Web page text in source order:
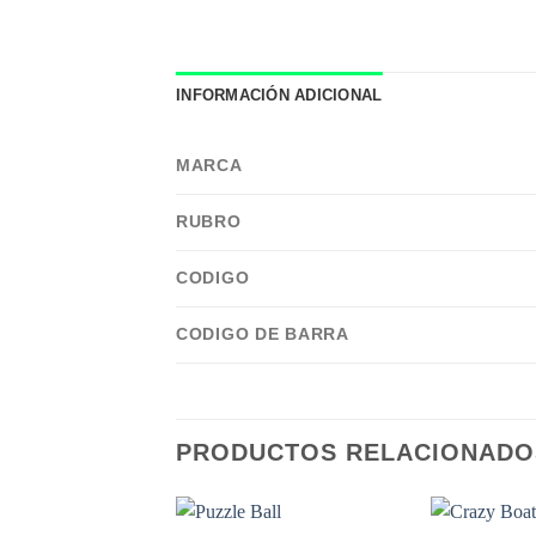
INFORMACIÓN ADICIONAL
MARCA
RUBRO
CODIGO
CODIGO DE BARRA
PRODUCTOS